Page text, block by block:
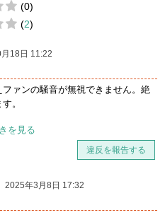
(0)
(2)
18日 11:22
ァンの騒音が無視できません。絶
。
違反を報告する
2025年3月8日 17:32